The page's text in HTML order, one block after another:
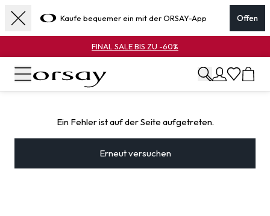
Kaufe bequemer ein mit der ORSAY-App Offen
FINAL SALE BIS ZU -60%
Ein Fehler ist auf der Seite aufgetreten.
Erneut versuchen